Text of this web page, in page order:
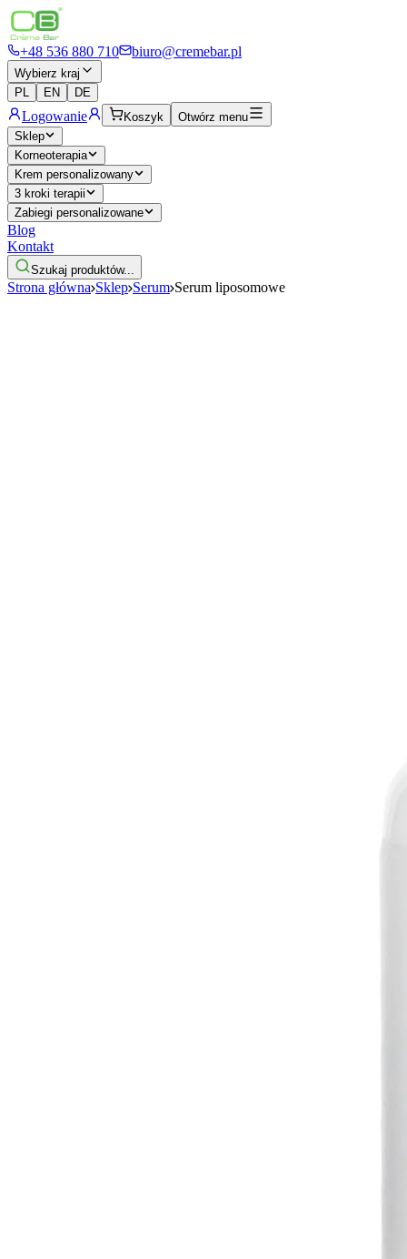
+48 536 880 710 biuro@cremebar.pl
Wybierz kraj
PL
EN DE
Logowanie Koszyk
Otwórz menu
Sklep
Korneoterapia
Krem personalizowany
3 kroki terapii
Zabiegi personalizowane
Blog
Kontakt
Szukaj produktów...
Strona główna Sklep Serum Serum liposomowe